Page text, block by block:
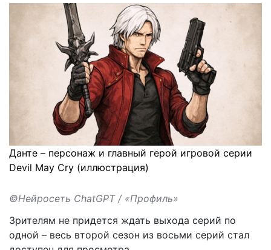
Данте – персонаж и главный герой игровой серии
Devil May Cry (иллюстрация)
©Нейросеть ChatGPT / «Профиль»
Зрителям не придется ждать выхода серий по
одной – весь второй сезон из восьми серий стал